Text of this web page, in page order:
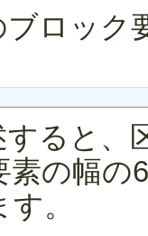
ロック
ると、
素の幅
。